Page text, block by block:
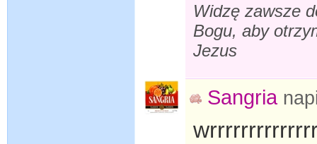
Widzę zawsze
Bogu, aby
Jezus
Sangria